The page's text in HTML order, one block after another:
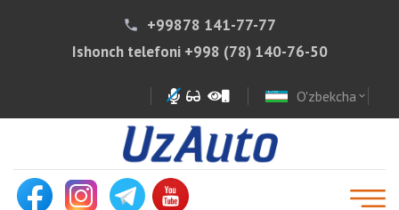
phone
+99878 141-77-77
Ishonch telefoni +998 (78) 140-76-50
O'zbekcha expand_more